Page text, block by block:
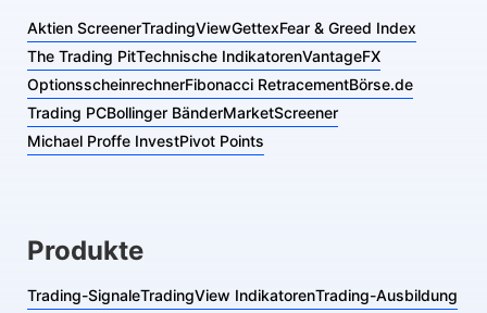
Aktien ScreenerTradingViewGettexFear & Greed Index
The Trading PitTechnische IndikatorenVantageFX
OptionsscheinrechnerFibonacci RetracementBörse.de
Trading PCBollinger BänderMarketScreener
Michael Proffe InvestPivot Points
Produkte
Trading-SignaleTradingView IndikatorenTrading-Ausbildung